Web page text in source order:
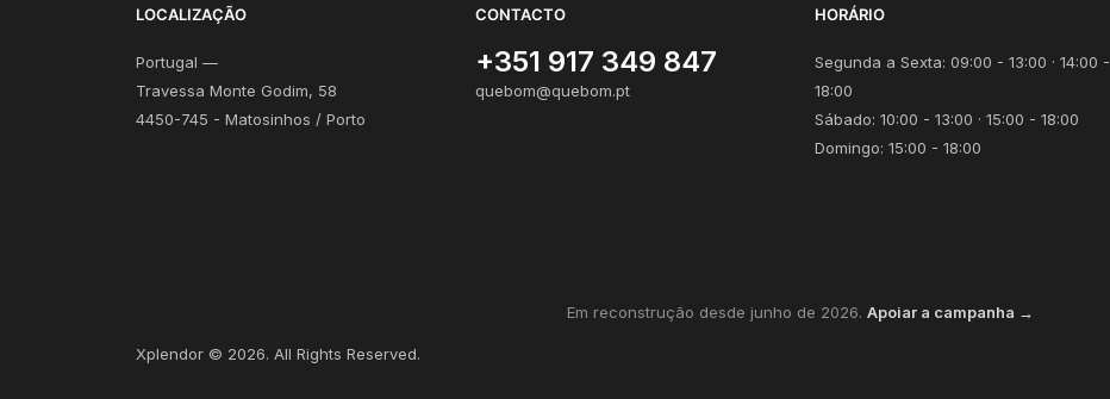
LOCALIZAÇÃO
Portugal —
Travessa Monte Godim, 58
4450-745 - Matosinhos / Porto
CONTACTO
+351 917 349 847
quebom@quebom.pt
HORÁRIO
Segunda a Sexta: 09:00 - 13:00 · 14:00 -
18:00
Sábado: 10:00 - 13:00 · 15:00 - 18:00
Domingo: 15:00 - 18:00
Em reconstrução desde junho de 2026. Apoiar a campanha →
Xplendor © 2026. All Rights Reserved.